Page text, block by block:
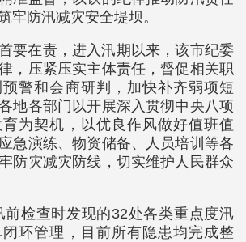
牢防汛减灾安全堤坝。
要在责，进入汛期以来，该市纪委
，压紧压实主体责任，督促相关职
警和会商研判，加快补齐弱项短
地各部门以开展深入贯彻中央八项
为契机，以优良作风做好值班值
急演练、物资储备、人员培训等各
防灾减灾防线，切实维护人民群众
前检查时发现的32处各类重点度汛
环管理，目前所有隐患均完成整